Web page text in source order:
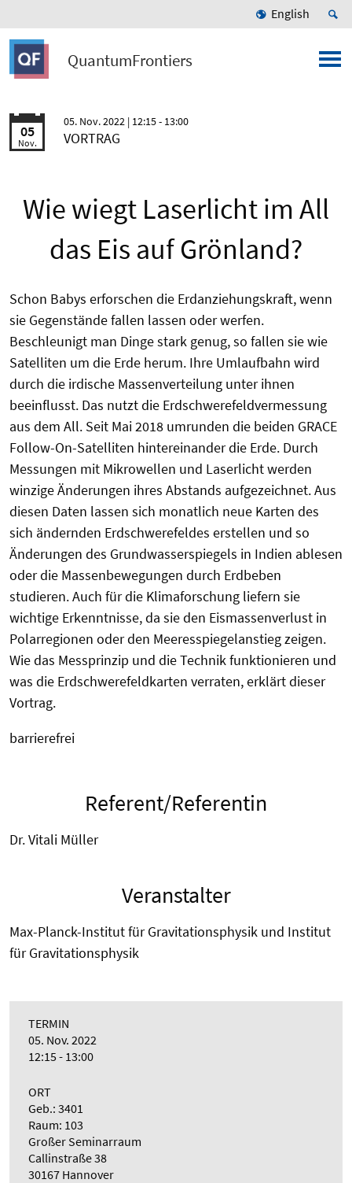
English
QuantumFrontiers
05
Nov.
05. Nov. 2022 | 12:15 - 13:00
VORTRAG
Wie wiegt Laserlicht im All
das Eis auf Grönland?
Schon Babys erforschen die Erdanziehungskraft, wenn
sie Gegenstände fallen lassen oder werfen.
Beschleunigt man Dinge stark genug, so fallen sie wie
Satelliten um die Erde herum. Ihre Umlaufbahn wird
durch die irdische Massenverteilung unter ihnen
beeinflusst. Das nutzt die Erdschwerefeldvermessung
aus dem All. Seit Mai 2018 umrunden die beiden GRACE
Follow-On-Satelliten hintereinander die Erde. Durch
Messungen mit Mikrowellen und Laserlicht werden
winzige Änderungen ihres Abstands aufgezeichnet. Aus
diesen Daten lassen sich monatlich neue Karten des
sich ändernden Erdschwerefeldes erstellen und so
Änderungen des Grundwasserspiegels in Indien ablesen
oder die Massenbewegungen durch Erdbeben
studieren. Auch für die Klimaforschung liefern sie
wichtige Erkenntnisse, da sie den Eismassenverlust in
Polarregionen oder den Meeresspiegelanstieg zeigen.
Wie das Messprinzip und die Technik funktionieren und
was die Erdschwerefeldkarten verraten, erklärt dieser
Vortrag.
barrierefrei
Referent/Referentin
Dr. Vitali Müller
Veranstalter
Max-Planck-Institut für Gravitationsphysik und Institut
für Gravitationsphysik
TERMIN
05. Nov. 2022
12:15 - 13:00
ORT
Geb.: 3401
Raum: 103
Großer Seminarraum
Callinstraße 38
30167 Hannover